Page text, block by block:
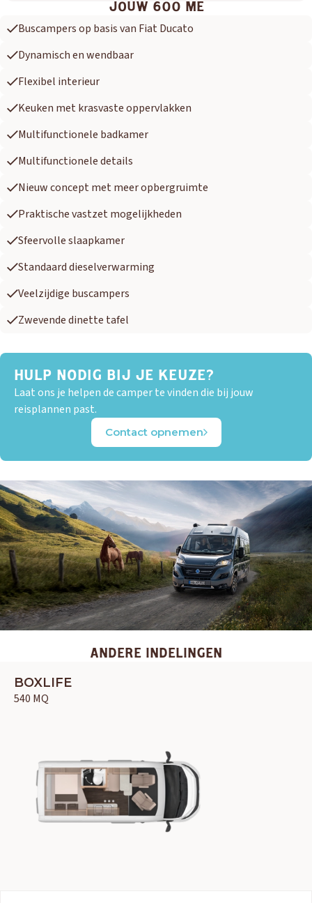
JOUW 600 ME
Buscampers op basis van Fiat Ducato
Dynamisch en wendbaar
Flexibel interieur
Keuken met krasvaste oppervlakken
Multifunctionele badkamer
Multifunctionele details
Nieuw concept met meer opbergruimte
Praktische vastzet mogelijkheden
Sfeervolle slaapkamer
Standaard dieselverwarming
Veelzijdige buscampers
Zwevende dinette tafel
HULP NODIG BIJ JE KEUZE?
Laat ons je helpen de camper te vinden die bij jouw
reisplannen past.
Contact opnemen
ANDERE INDELINGEN
BOXLIFE
540 MQ